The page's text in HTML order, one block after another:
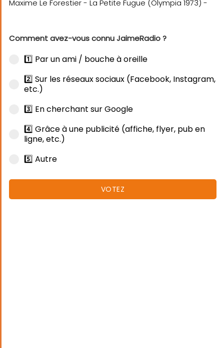
Comment avez-vous connu JaimeRadio ?
1️⃣ Par un ami / bouche à oreille
2️⃣ Sur les réseaux sociaux (Facebook, Instagram,
etc.)
3️⃣ En cherchant sur Google
4️⃣ Grâce à une publicité (affiche, flyer, pub en
ligne, etc.)
5️⃣ Autre
VOTEZ